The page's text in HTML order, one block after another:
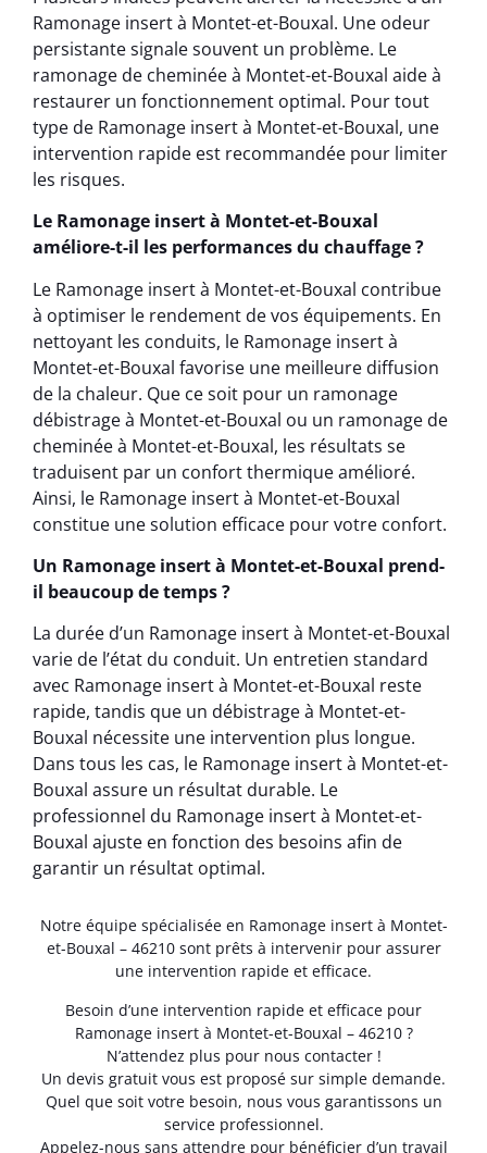
Ramonage insert à Montet-et-Bouxal. Une odeur
persistante signale souvent un problème. Le
ramonage de cheminée à Montet-et-Bouxal aide à
restaurer un fonctionnement optimal. Pour tout
type de Ramonage insert à Montet-et-Bouxal, une
intervention rapide est recommandée pour limiter
les risques.
Le Ramonage insert à Montet-et-Bouxal
améliore-t-il les performances du chauffage ?
Le Ramonage insert à Montet-et-Bouxal contribue
à optimiser le rendement de vos équipements. En
nettoyant les conduits, le Ramonage insert à
Montet-et-Bouxal favorise une meilleure diffusion
de la chaleur. Que ce soit pour un ramonage
débistrage à Montet-et-Bouxal ou un ramonage de
cheminée à Montet-et-Bouxal, les résultats se
traduisent par un confort thermique amélioré.
Ainsi, le Ramonage insert à Montet-et-Bouxal
constitue une solution efficace pour votre confort.
Un Ramonage insert à Montet-et-Bouxal prend-
il beaucoup de temps ?
La durée d’un Ramonage insert à Montet-et-Bouxal
varie de l’état du conduit. Un entretien standard
avec Ramonage insert à Montet-et-Bouxal reste
rapide, tandis que un débistrage à Montet-et-
Bouxal nécessite une intervention plus longue.
Dans tous les cas, le Ramonage insert à Montet-et-
Bouxal assure un résultat durable. Le
professionnel du Ramonage insert à Montet-et-
Bouxal ajuste en fonction des besoins afin de
garantir un résultat optimal.
Notre équipe spécialisée en Ramonage insert à Montet-
et-Bouxal – 46210 sont prêts à intervenir pour assurer
une intervention rapide et efficace.
Besoin d’une intervention rapide et efficace pour
Ramonage insert à Montet-et-Bouxal – 46210 ?
N’attendez plus pour nous contacter !
Un devis gratuit vous est proposé sur simple demande.
Quel que soit votre besoin, nous vous garantissons un
service professionnel.
Appelez-nous sans attendre pour bénéficier d’un travail